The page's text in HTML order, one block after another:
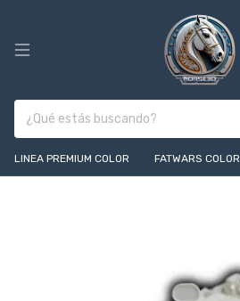
LINEA PREMIUM COLOR FATWARS COLOR